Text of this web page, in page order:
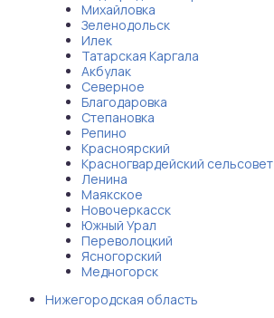
Михайловка
Зеленодольск
Илек
Татарская Каргала
Акбулак
Северное
Благодаровка
Степановка
Репино
Красноярский
Красногвардейский сельсовет
Ленина
Маякское
Новочеркасск
Южный Урал
Переволоцкий
Ясногорский
Медногорск
Нижегородская область